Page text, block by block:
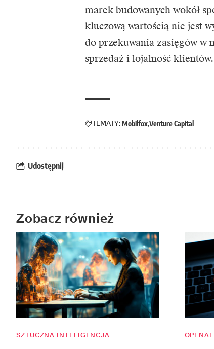
marek budowanych wokół
kluczową wartością nie jest
do przekuwania zasięgów w
sprzedaż i lojalność klientów.
TEMATY:MobilfoxVenture Capital
Udostępnij
Zobacz również
SZTUCZNA INTELIGENCJA OPENAI